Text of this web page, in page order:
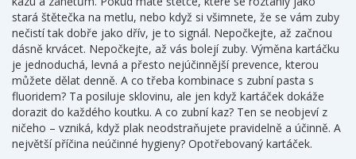
stará štětečka na metlu, nebo když si všimnete, že se vám zuby
nečistí tak dobře jako dřív, je to signál. Nepočkejte, až začnou
dásně krvácet. Nepočkejte, až vás bolejí zuby. Výměna kartáčku
je jednoduchá, levná a přesto nejúčinnější prevence, kterou
můžete dělat denně. A co třeba kombinace s zubní pasta s
fluoridem? Ta posiluje sklovinu, ale jen když kartáček dokáže
dorazit do každého koutku. A co zubní kaz? Ten se neobjeví z
ničeho – vzniká, když plak neodstraňujete pravidelně a účinně. A
největší příčina neúčinné hygieny? Opotřebovaný kartáček.